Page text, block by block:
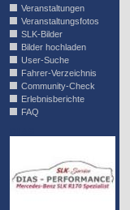
Veranstaltungen
Veranstaltungsfotos
SLK-Bilder
Bilder hochladen
User-Suche
Fahrer-Verzeichnis
Community-Check
Erlebnisberichte
FAQ